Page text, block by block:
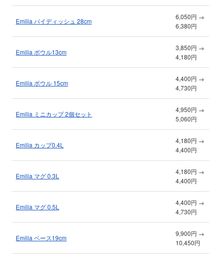
Emilia パイディッシュ 28cm
6,050円 →
6,380円
Emilia ボウル13cm
3,850円 →
4,180円
Emilia ボウル 15cm
4,400円 →
4,730円
Emilia ミニカップ 2個セット
4,950円 →
5,060円
Emilia カップ0.4L
4,180円 →
4,400円
Emilia マグ 0.3L
4,180円 →
4,400円
Emilia マグ 0.5L
4,400円 →
4,730円
Emilia ベース19cm
9,900円 →
10,450円